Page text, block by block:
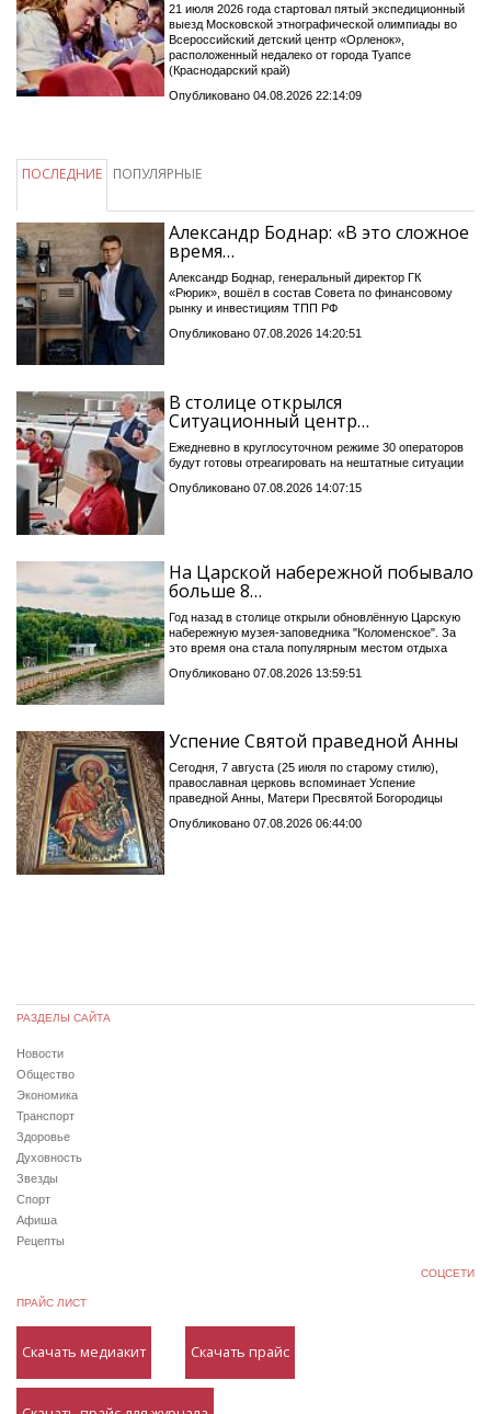
21 июля 2026 года стартовал пятый экспедиционный
выезд Московской этнографической олимпиады во
Всероссийский детский центр «Орленок»,
расположенный недалеко от города Туапсе
(Краснодарский край)
Опубликовано 04.08.2026 22:14:09
ПОСЛЕДНИЕ ПОПУЛЯРНЫЕ
Александр Боднар: «В это сложное
время…
Александр Боднар, генеральный директор ГК
«Рюрик», вошёл в состав Совета по финансовому
рынку и инвестициям ТПП РФ
Опубликовано 07.08.2026 14:20:51
В столице открылся
Ситуационный центр…
Ежедневно в круглосуточном режиме 30 операторов
будут готовы отреагировать на нештатные ситуации
Опубликовано 07.08.2026 14:07:15
На Царской набережной побывало
больше 8…
Год назад в столице открыли обновлённую Царскую
набережную музея-заповедника "Коломенское". За
это время она стала популярным местом отдыха
Опубликовано 07.08.2026 13:59:51
Успение Святой праведной Анны
Сегодня, 7 августа (25 июля по старому стилю),
православная церковь вспоминает Успение
праведной Анны, Матери Пресвятой Богородицы
Опубликовано 07.08.2026 06:44:00
РАЗДЕЛЫ САЙТА
Новости
Общество
Экономика
Транспорт
Здоровье
Духовность
Звезды
Спорт
Афиша
Рецепты
СОЦСЕТИ
ПРАЙС ЛИСТ
Скачать медиакит Скачать прайс